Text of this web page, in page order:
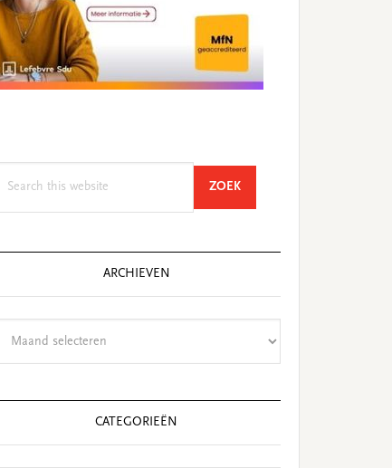
ZOEKSEARCH
ARCHIEVEN
CATEGORIEËN